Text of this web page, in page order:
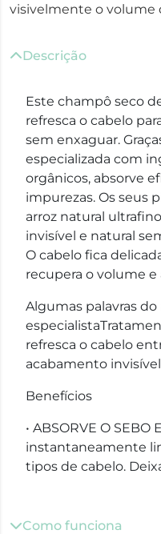
visivelmente o volume
Descrição
Este champô seco
refresca o cabelo
sem enxaguar.
especializada com
orgânicos, absorve
impurezas. Os seus
arroz natural
invisível e natural
O cabelo fica
recupera o volume e
Algumas palavras do
refresca o cabelo
acabamento
Benefícios
• ABSORVE O SEBO
instantaneamente
tipos de cabelo.
Como funciona